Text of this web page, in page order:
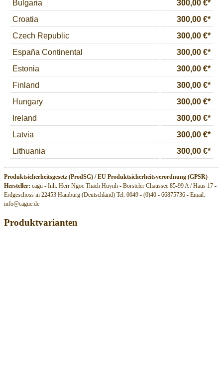
Produktsicherheitsgesetz (ProdSG) / EU Produktsicherheitsverordnung (GPSR)
Hersteller: cagü - Inh. Herr Ngoc Thach Huynh - Borsteler Chaussee 85-99 A / Haus 17 -
Erdgeschoss in 22453 Hamburg (Deutschland) Tel. 0049 - (0)40 - 66875736 - Email:
info@cague.de
Produktvarianten